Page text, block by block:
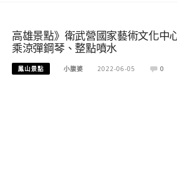
高雄景點》衛武營國家藝術文化中
乘涼彈鋼琴、整點噴水
鳳山景點 小腹婆 2022-06-05 0